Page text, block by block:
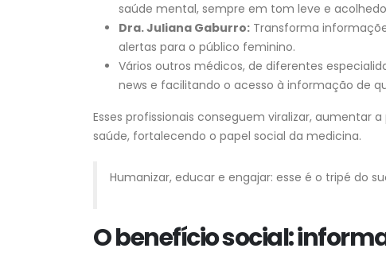
saúde mental, sempre em tom leve e
Dra. Juliana Gaburro: Transforma
alertas para o público feminino.
Vários outros médicos, de diferentes
news e facilitando o acesso à informação de
Esses profissionais conseguem viralizar,
saúde, fortalecendo o papel social da medicina.
Humanizar, educar e engajar: esse é o tripé do
O benefício social: